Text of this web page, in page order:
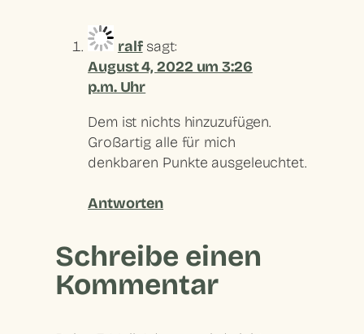
ralf sagt:
August 4, 2022 um 3:26
p.m. Uhr
Dem ist nichts hinzuzufügen.
Großartig alle für mich
denkbaren Punkte ausgeleuchtet.
Antworten
Schreibe einen
Kommentar